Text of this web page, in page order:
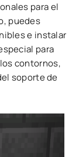
para el
puedes
e instalar
para
contornos,
soporte de